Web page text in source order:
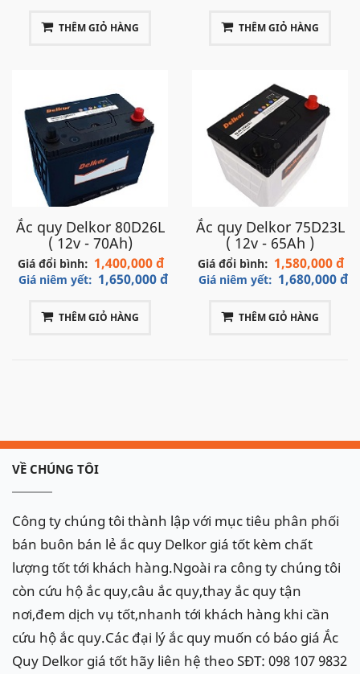
THÊM GIỎ HÀNG THÊM GIỎ HÀNG
Ắc quy Delkor 80D26L
( 12v - 70Ah)
Giá đổi bình: 1,400,000 đ
Giá niêm yết: 1,650,000 đ
THÊM GIỎ HÀNG
Ắc quy Delkor 75D23L
( 12v - 65Ah )
Giá đổi bình: 1,580,000 đ
Giá niêm yết: 1,680,000 đ
THÊM GIỎ HÀNG
VỀ CHÚNG TÔI
Công ty chúng tôi thành lập với mục tiêu phân phối
bán buôn bán lẻ ắc quy Delkor giá tốt kèm chất
lượng tốt tới khách hàng.Ngoài ra công ty chúng tôi
còn cứu hộ ắc quy,câu ắc quy,thay ắc quy tận
nơi,đem dịch vụ tốt,nhanh tới khách hàng khi cần
cứu hộ ắc quy.Các đại lý ắc quy muốn có báo giá Ắc
Quy Delkor giá tốt hãy liên hệ theo SĐT: 098 107 9832